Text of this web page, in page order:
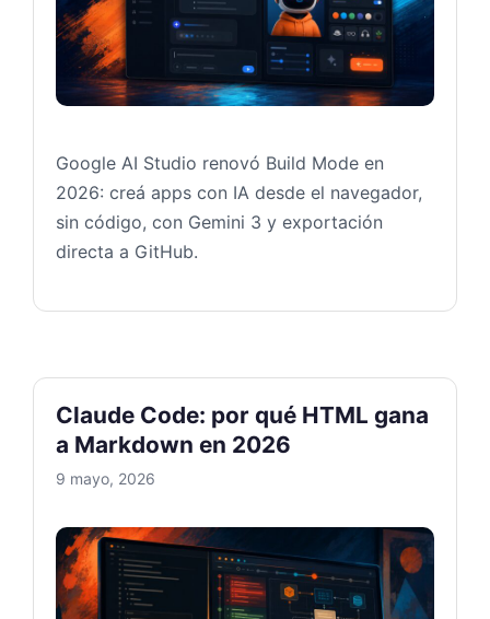
Google AI Studio renovó Build Mode en
2026: creá apps con IA desde el navegador,
sin código, con Gemini 3 y exportación
directa a GitHub.
Claude Code: por qué HTML gana
a Markdown en 2026
9 mayo, 2026